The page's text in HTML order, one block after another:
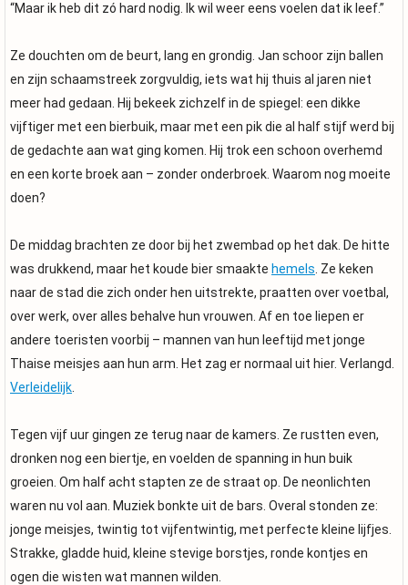
“Maar ik heb dit zó hard nodig. Ik wil weer eens voelen dat ik leef.”
Ze douchten om de beurt, lang en grondig. Jan schoor zijn ballen
en zijn schaamstreek zorgvuldig, iets wat hij thuis al jaren niet
meer had gedaan. Hij bekeek zichzelf in de spiegel: een dikke
vijftiger met een bierbuik, maar met een pik die al half stijf werd bij
de gedachte aan wat ging komen. Hij trok een schoon overhemd
en een korte broek aan – zonder onderbroek. Waarom nog moeite
doen?
De middag brachten ze door bij het zwembad op het dak. De hitte
was drukkend, maar het koude bier smaakte hemels . Ze keken
naar de stad die zich onder hen uitstrekte, praatten over voetbal,
over werk, over alles behalve hun vrouwen. Af en toe liepen er
andere toeristen voorbij – mannen van hun leeftijd met jonge
Thaise meisjes aan hun arm. Het zag er normaal uit hier. Verlangd.
Verleidelijk
Tegen vijf uur gingen ze terug naar de kamers. Ze rustten even,
dronken nog een biertje, en voelden de spanning in hun buik
groeien. Om half acht stapten ze de straat op. De neonlichten
waren nu vol aan. Muziek bonkte uit de bars. Overal stonden ze:
jonge meisjes, twintig tot vijfentwintig, met perfecte kleine lijfjes.
Strakke, gladde huid, kleine stevige borstjes, ronde kontjes en
ogen die wisten wat mannen wilden.